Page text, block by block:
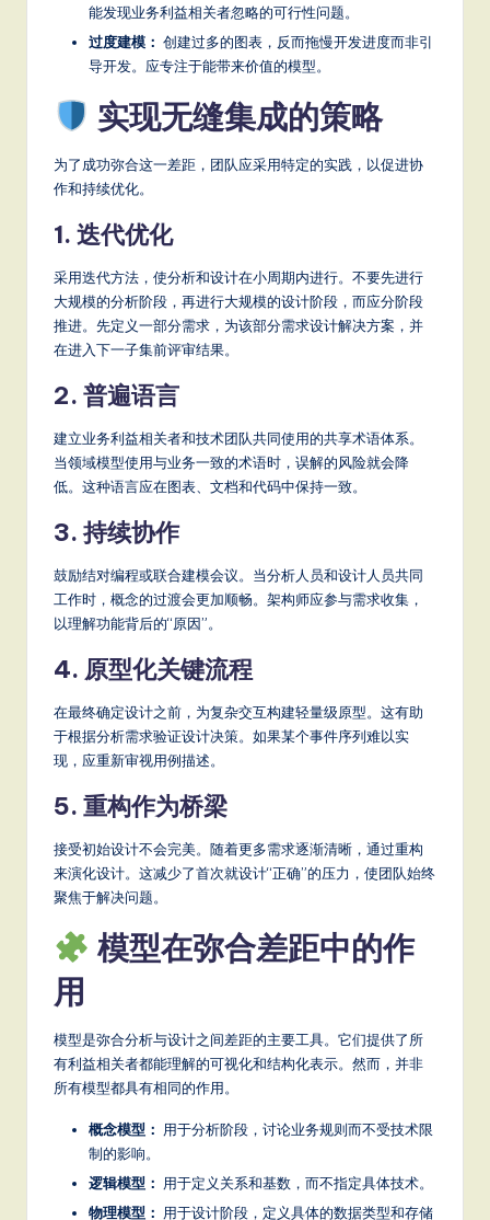
能发现业务利益相关者忽略的可行性问题。
过度建模： 创建过多的图表，反而拖慢开发进度而非引
导开发。应专注于能带来价值的模型。
实现无缝集成的策略
为了成功弥合这一差距，团队应采用特定的实践，以促进协
作和持续优化。
1. 迭代优化
采用迭代方法，使分析和设计在小周期内进行。不要先进行
大规模的分析阶段，再进行大规模的设计阶段，而应分阶段
推进。先定义一部分需求，为该部分需求设计解决方案，并
在进入下一子集前评审结果。
2. 普遍语言
建立业务利益相关者和技术团队共同使用的共享术语体系。
当领域模型使用与业务一致的术语时，误解的风险就会降
低。这种语言应在图表、文档和代码中保持一致。
3. 持续协作
鼓励结对编程或联合建模会议。当分析人员和设计人员共同
工作时，概念的过渡会更加顺畅。架构师应参与需求收集，
以理解功能背后的“原因”。
4. 原型化关键流程
在最终确定设计之前，为复杂交互构建轻量级原型。这有助
于根据分析需求验证设计决策。如果某个事件序列难以实
现，应重新审视用例描述。
5. 重构作为桥梁
接受初始设计不会完美。随着更多需求逐渐清晰，通过重构
来演化设计。这减少了首次就设计“正确”的压力，使团队始终
聚焦于解决问题。
模型在弥合差距中的作
用
模型是弥合分析与设计之间差距的主要工具。它们提供了所
有利益相关者都能理解的可视化和结构化表示。然而，并非
所有模型都具有相同的作用。
概念模型： 用于分析阶段，讨论业务规则而不受技术限
制的影响。
逻辑模型： 用于定义关系和基数，而不指定具体技术。
物理模型： 用于设计阶段，定义具体的数据类型和存储